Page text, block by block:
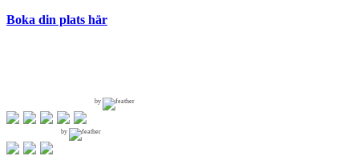
Boka din plats här
by
by